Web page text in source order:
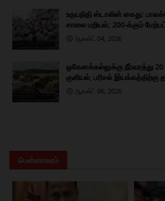
உதயநிதி ஸ்டாலின் கைது:
சாலை மறியல்; 200-க்கும்
ஆகஸ்ட் 04, 2026
ஒகேனக்கல்லுக்கு நீர்வரத்து
குளியல், பரிசல் இயக்கத்திற்கு
ஆகஸ்ட் 06, 2026
பென்னாகரம்